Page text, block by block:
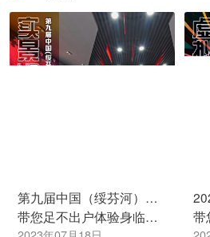
第九届中国（绥芬河）国际口岸贸易博览会
带您足不出户体验身临其境的720°VR全景虚拟展馆，星河云会展，云上看好展！
2022世界5G大会
带您足